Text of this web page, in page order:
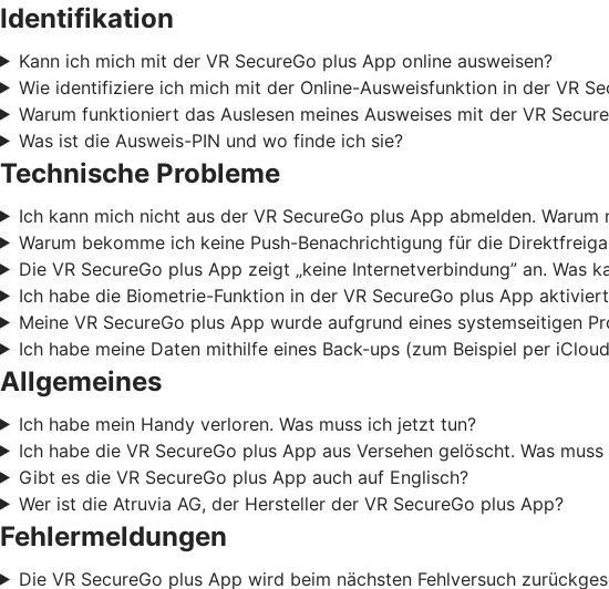
Identifikation
Kann ich mich mit der VR SecureGo plus App online ausweisen?
Wie identifiziere ich mich mit der Online-Ausweisfunktion in der VR
Warum funktioniert das Auslesen meines Ausweises mit der VR
Was ist die Ausweis-PIN und wo finde ich sie?
Technische Probleme
Ich kann mich nicht aus der VR SecureGo plus App abmelden. Warum
Warum bekomme ich keine Push-Benachrichtigung für die
Die VR SecureGo plus App zeigt „keine Internetverbindung” an. Was
Ich habe die Biometrie-Funktion in der VR SecureGo plus App
Meine VR SecureGo plus App wurde aufgrund eines systemseitigen
Ich habe meine Daten mithilfe eines Back-ups (zum Beispiel per
Allgemeines
Ich habe mein Handy verloren. Was muss ich jetzt tun?
Ich habe die VR SecureGo plus App aus Versehen gelöscht. Was
Gibt es die VR SecureGo plus App auch auf Englisch?
Wer ist die Atruvia AG, der Hersteller der VR SecureGo plus App?
Fehlermeldungen
Die VR SecureGo plus App wird beim nächsten Fehlversuch